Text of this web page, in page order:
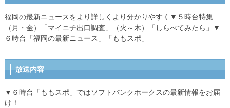
福岡の最新ニュースをより詳しくより分かりやすく▼５時台特集
（月・金）「マイニチ出口調査」（火～木）「しらべてみたら」▼
６時台「福岡の最新ニュース」「ももスポ」
放送内容
▼６時台「ももスポ」ではソフトバンクホークスの最新情報をお届
け！